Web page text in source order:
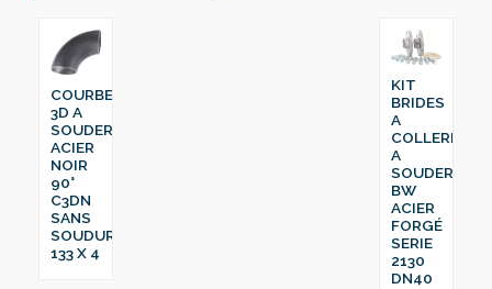
COURBE
3D A
SOUDER
ACIER
NOIR
90°
C3DN
SANS
SOUDURE
133 X 4
KIT
BRIDES
A
COLLERETTE
A
SOUDER
BW
ACIER
FORGÉ
SERIE
2130
DN40